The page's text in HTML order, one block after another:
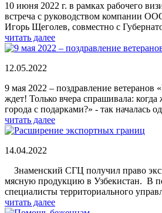
10 июня 2022 г. в рамках рабочего
встреча с руководством компании
Игорь Щеголев, совместно с
читать далее
12.05.2022
9 мая 2022 – поздравление ветеранов
ждет! Только вчера спрашивала:
города с подарками?» - так началась
читать далее
14.04.2022
Знаменский СГЦ получил право
мясную продукцию в Узбекистан. В
специалисты территориального
читать далее